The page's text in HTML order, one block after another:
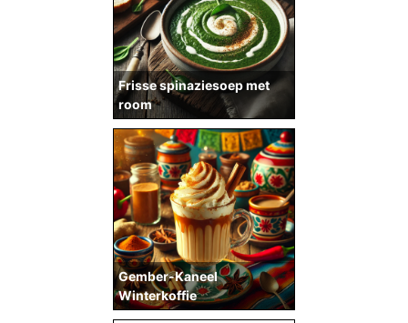
Frisse spinaziesoep met
room
Gember-Kaneel
Winterkoffie